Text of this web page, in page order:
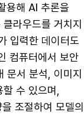
용해 AI 추론을
라우드를 거치지
입력한 데이터도
컴퓨터에서 보안
문서 분석, 이미지
수 있으며,
조절하여 모델의